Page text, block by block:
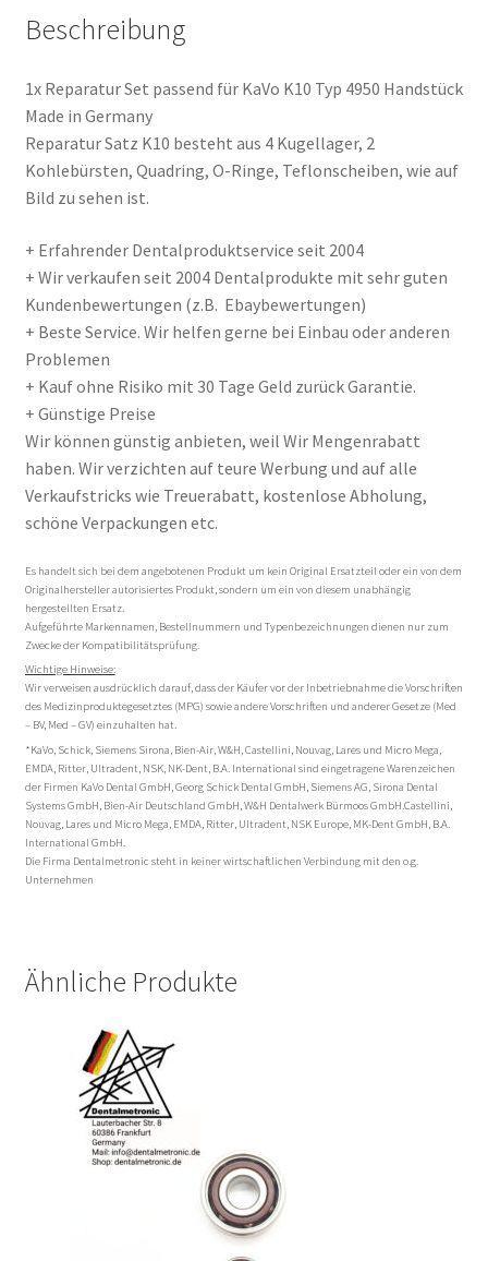
Beschreibung
1x Reparatur Set passend für KaVo K10 Typ 4950 Handstück
Made in Germany
Reparatur Satz K10 besteht aus 4 Kugellager, 2
Kohlebürsten, Quadring, O-Ringe, Teflonscheiben, wie auf
Bild zu sehen ist.
+ Erfahrender Dentalproduktservice seit 2004
+ Wir verkaufen seit 2004 Dentalprodukte mit sehr guten
Kundenbewertungen (z.B. Ebaybewertungen)
+ Beste Service. Wir helfen gerne bei Einbau oder anderen
Problemen
+ Kauf ohne Risiko mit 30 Tage Geld zurück Garantie.
+ Günstige Preise
Wir können günstig anbieten, weil Wir Mengenrabatt
haben. Wir verzichten auf teure Werbung und auf alle
Verkaufstricks wie Treuerabatt, kostenlose Abholung,
schöne Verpackungen etc.
Es handelt sich bei dem angebotenen Produkt um kein Original Ersatzteil oder ein von dem
Originalhersteller autorisiertes Produkt, sondern um ein von diesem unabhängig
hergestellten Ersatz.
Aufgeführte Markennamen, Bestellnummern und Typenbezeichnungen dienen nur zum
Zwecke der Kompatibilitätsprüfung.
Wichtige Hinweise:
Wir verweisen ausdrücklich darauf, dass der Käufer vor der Inbetriebnahme die Vorschriften
des Medizinproduktegesetztes (MPG) sowie andere Vorschriften und anderer Gesetze (Med
– BV, Med – GV) einzuhalten hat.
*KaVo, Schick, Siemens Sirona, Bien-Air, W&H, Castellini, Nouvag, Lares und Micro Mega,
EMDA, Ritter, Ultradent, NSK, NK-Dent, B.A. International sind eingetragene Warenzeichen
der Firmen KaVo Dental GmbH, Georg Schick Dental GmbH, Siemens AG, Sirona Dental
Systems GmbH, Bien-Air Deutschland GmbH, W&H Dentalwerk Bürmoos GmbH.Castellini,
Nouvag, Lares und Micro Mega, EMDA, Ritter, Ultradent, NSK Europe, MK-Dent GmbH, B.A.
International GmbH.
Die Firma Dentalmetronic steht in keiner wirtschaftlichen Verbindung mit den o.g.
Unternehmen
Ähnliche Produkte